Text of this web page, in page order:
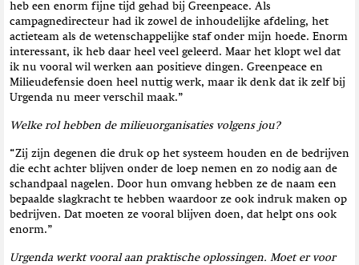
heb een enorm fijne tijd gehad bij Greenpeace. Als
campagnedirecteur had ik zowel de inhoudelijke afdeling, het
actieteam als de wetenschappelijke staf onder mijn hoede. Enorm
interessant, ik heb daar heel veel geleerd. Maar het klopt wel dat
ik nu vooral wil werken aan positieve dingen. Greenpeace en
Milieudefensie doen heel nuttig werk, maar ik denk dat ik zelf bij
Urgenda nu meer verschil maak.”
Welke rol hebben de milieuorganisaties volgens jou?
“Zij zijn degenen die druk op het systeem houden en de bedrijven
die echt achter blijven onder de loep nemen en zo nodig aan de
schandpaal nagelen. Door hun omvang hebben ze de naam een
bepaalde slagkracht te hebben waardoor ze ook indruk maken op
bedrijven. Dat moeten ze vooral blijven doen, dat helpt ons ook
enorm.”
Urgenda werkt vooral aan praktische oplossingen. Moet er voor